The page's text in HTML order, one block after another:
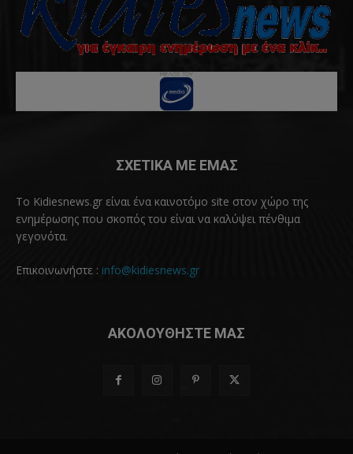
ΣΧΕΤΙΚΑ ΜΕ ΕΜΑΣ
Το Kidiesnews.gr είναι ένα καινοτόμο site στον χώρο της
ενημέρωσης που σκοπός του είναι να καλύψει πένθιμα
γεγονότα.
Επικοινωνήστε : info@kidiesnews.gr
ΑΚΟΛΟΥΘΗΣΤΕ ΜΑΣ